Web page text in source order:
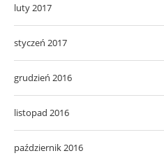
luty 2017
styczeń 2017
grudzień 2016
listopad 2016
październik 2016